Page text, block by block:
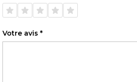
1 étoile
sur 5
2 étoiles
sur 5
3 étoiles
sur 5
4 étoiles
sur 5
5 étoiles
sur 5
Votre avis *